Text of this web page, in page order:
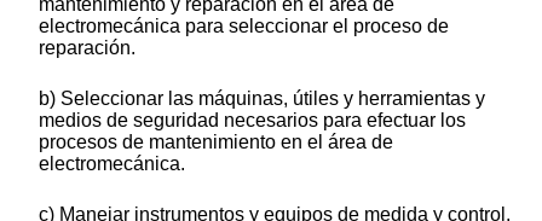
mantenimiento y reparación en el área de
electromecánica para seleccionar el proceso de
reparación.
b) Seleccionar las máquinas, útiles y herramientas y
medios de seguridad necesarios para efectuar los
procesos de mantenimiento en el área de
electromecánica.
c) Manejar instrumentos y equipos de medida y control,